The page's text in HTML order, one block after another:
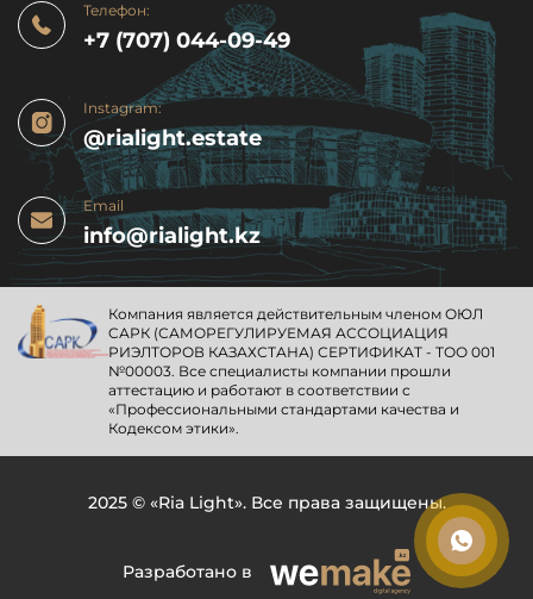
Телефон:
+7 (707) 044-09-49
Instagram:
@rialight.estate
Email
info@rialight.kz
Компания является действительным членом ОЮЛ
CАРК (САМОРЕГУЛИРУЕМАЯ АССОЦИАЦИЯ
РИЭЛТОРОВ КАЗАХСТАНА) СЕРТИФИКАТ - ТОО 001
№00003. Все специалисты компании прошли
аттестацию и работают в соответствии с
«Профессиональными стандартами качества и
Кодексом этики».
2025 © «Ria Light». Все права защищены.
Разработано в